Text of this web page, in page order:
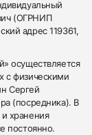
(ОГРНИП
адрес 119361,
осуществляется
с физическими
Сергей
(посредника). В
хранения
постоянно.